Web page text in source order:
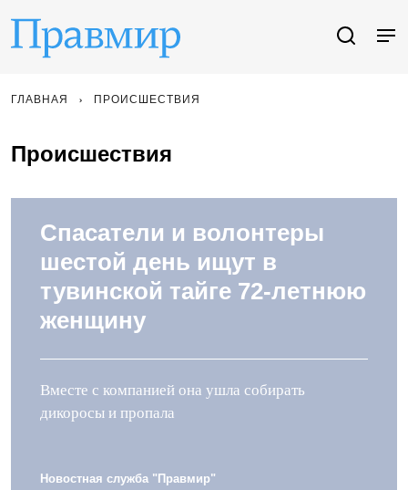
ГЛАВНАЯ ПРОИСШЕСТВИЯ
Происшествия
Спасатели и волонтеры
шестой день ищут в
тувинской тайге 72-летнюю
женщину
Вместе с компанией она ушла собирать
дикоросы и пропала
Новостная служба "Правмир"